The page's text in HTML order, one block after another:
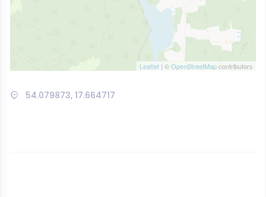
Leaflet | ©OpenStreetMapcontributors
54.079873, 17.664717